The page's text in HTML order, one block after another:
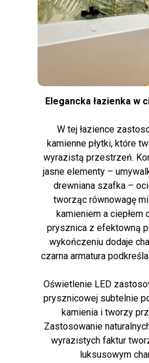
Elegancka łazienka w
W tej łazience
kamienne płytki, które
wyrazistą przestrzeń.
jasne elementy –
drewniana szafka –
tworząc równowagę
kamieniem a ciepłem
prysznica z efektowną
wykończeniu dodaje
czarna armatura
Oświetlenie LED
prysznicowej subtelnie
kamienia i tworzy
Zastosowanie
wyrazistych faktur
luksusowym